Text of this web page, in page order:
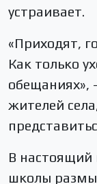
устраивает.
«Приходят,
Как только
обещаниях»,
жителей
В
школы